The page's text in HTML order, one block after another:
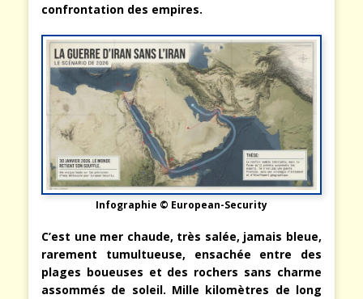
confrontation des empires.
Infographie © European-Security
C’est une mer chaude, très salée, jamais bleue,
rarement tumultueuse, ensachée entre des
plages boueuses et des rochers sans charme
assommés de soleil. Mille kilomètres de long